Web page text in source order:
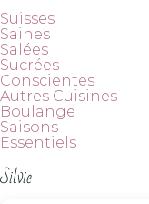
Suisses
Saines
Salées
Sucrées
Conscientes
Autres Cuisines
Boulange
Saisons
Essentiels
Silvie